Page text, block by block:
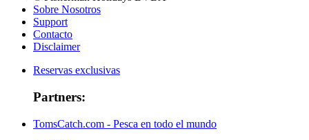
Sobre Nosotros
Support
Contacto
Disclaimer
Reservas exclusivas
Partners:
TomsCatch.com - Pesca en todo el mundo